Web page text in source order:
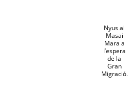
Nyus al
Masai
Mara a
l’espera
de la
Gran
Migració.